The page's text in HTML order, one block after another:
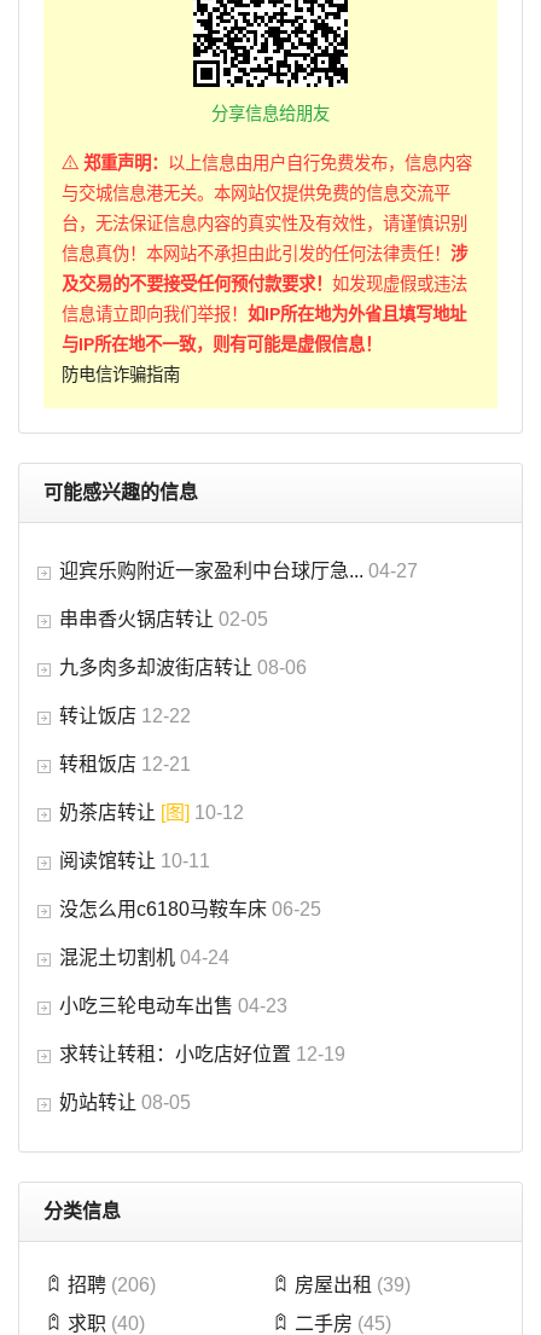
分享信息给朋友
郑重声明： 以上信息由用户自行免费发布，信息内容
与交城信息港无关。本网站仅提供免费的信息交流平
台，无法保证信息内容的真实性及有效性，请谨慎识别
信息真伪！本网站不承担由此引发的任何法律责任！ 涉
及交易的不要接受任何预付款要求！ 如发现虚假或违法
信息请立即向我们举报！ 如IP所在地为外省且填写地址
与IP所在地不一致，则有可能是虚假信息！
防电信诈骗指南
可能感兴趣的信息
迎宾乐购附近一家盈利中台球厅急... 04-27
串串香火锅店转让 02-05
九多肉多却波街店转让 08-06
转让饭店 12-22
转租饭店 12-21
奶茶店转让 [图] 10-12
阅读馆转让 10-11
没怎么用c6180马鞍车床 06-25
混泥土切割机 04-24
小吃三轮电动车出售 04-23
求转让转租：小吃店好位置 12-19
奶站转让 08-05
分类信息
招聘 (206) 房屋出租 (39)
求职 (40) 二手房 (45)